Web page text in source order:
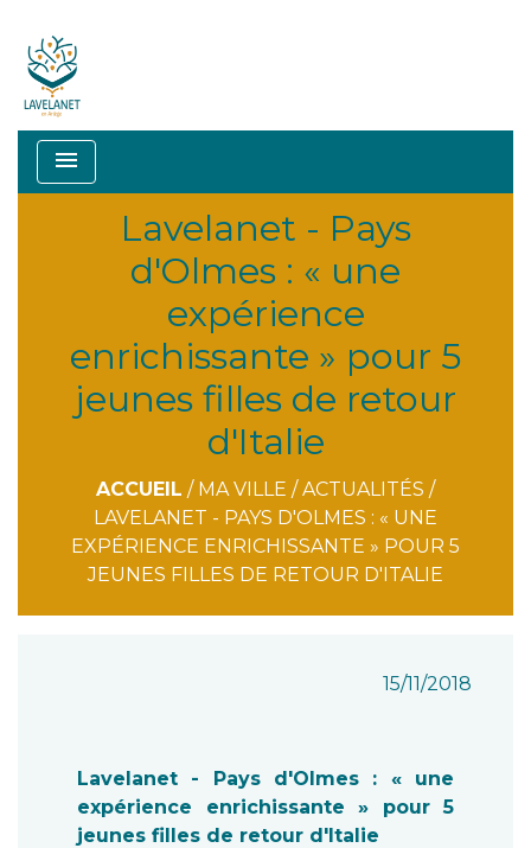
menu
Lavelanet - Pays
d'Olmes : « une
expérience
enrichissante » pour 5
jeunes filles de retour
d'Italie
ACCUEIL / MA VILLE /ACTUALITÉS /
LAVELANET - PAYS D'OLMES : « UNE
EXPÉRIENCE ENRICHISSANTE » POUR 5
JEUNES FILLES DE RETOUR D'ITALIE
15/11/2018
Lavelanet - Pays d'Olmes : « une
expérience enrichissante » pour 5
jeunes filles de retour d'Italie